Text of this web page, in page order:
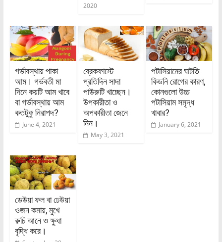
2020
গর্ভাবস্থায় পাকা
আম। গর্ভবতী মা
দিনে কয়টি আম খাবে
বা গর্ভাবস্থায় আম
কতটুকু নিরাপদ?
June 4, 2021
ব্রেকফাস্টে
প্রতিদিন সাদা
পাউরুটি খাচ্ছেন।
উপকারীতা ও
অপকারীতা জেনে
নিন।
May 3, 2021
পটাসিয়ামের ঘাটতি
কিডনি রোগের কারণ,
কোনগুলো উচ্চ
পটাসিয়াম সমৃদ্ধ
খাবার?
January 6, 2021
ডেউয়া ফল বা ঢেউয়া
ওজন কমায়, মুখে
রুচি আনে ও ক্ষুধা
বৃদ্ধি করে।